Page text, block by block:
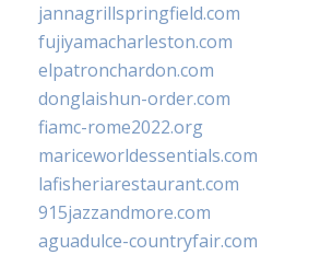
jannagrillspringfield.com
fujiyamacharleston.com
elpatronchardon.com
donglaishun-order.com
fiamc-rome2022.org
mariceworldessentials.com
lafisheriarestaurant.com
915jazzandmore.com
aguadulce-countryfair.com